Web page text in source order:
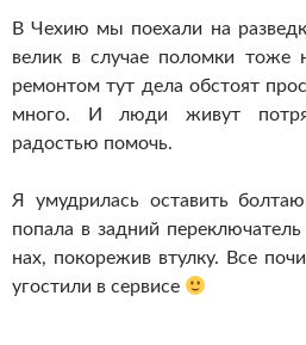
В Чехию мы поехали на
велик в случае поломки тоже
ремонтом тут дела обстоят
много. И люди живут
радостью помочь.
Я умудрилась оставить
попала в задний
нах, покорежив втулку. Все
угостили в сервисе